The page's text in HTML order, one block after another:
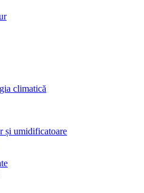
climatică
și umidificatoare